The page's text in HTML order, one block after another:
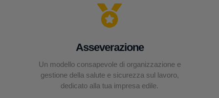
Asseverazione
Un modello consapevole di organizzazione e
gestione della salute e sicurezza sul lavoro,
dedicato alla tua impresa edile.